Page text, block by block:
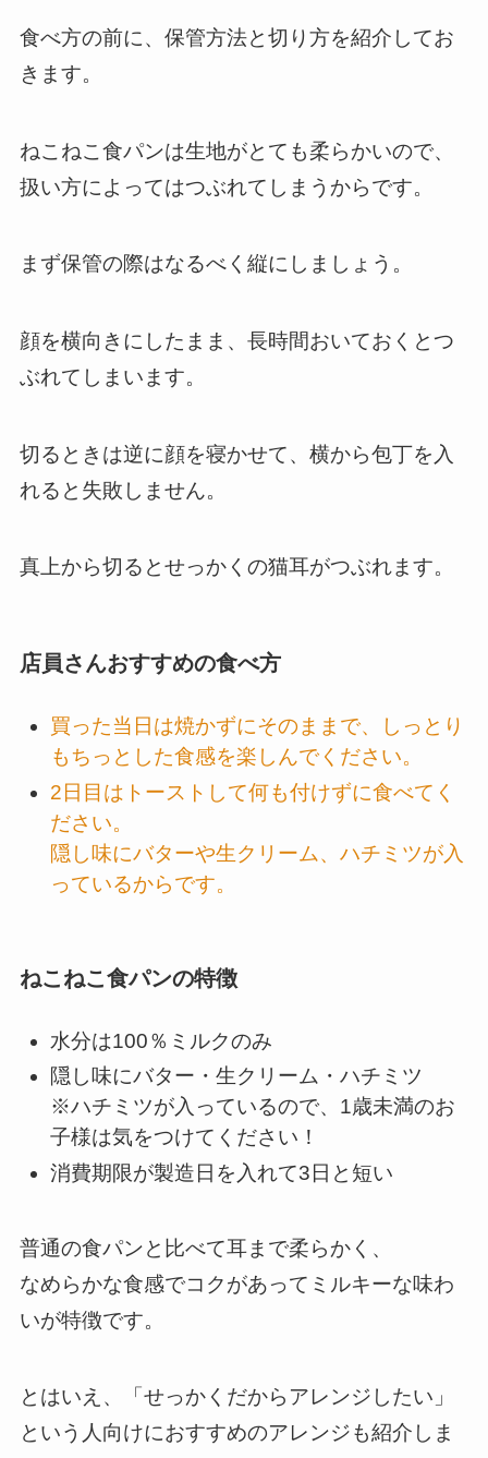
食べ方の前に、保管方法と切り方を紹介してお
きます。
ねこねこ食パンは生地がとても柔らかいので、
扱い方によってはつぶれてしまうからです。
まず保管の際はなるべく縦にしましょう。
顔を横向きにしたまま、長時間おいておくとつ
ぶれてしまいます。
切るときは逆に顔を寝かせて、横から包丁を入
れると失敗しません。
真上から切るとせっかくの猫耳がつぶれます。
店員さんおすすめの食べ方
買った当日は焼かずにそのままで、しっとり
もちっとした食感を楽しんでください。
2日目はトーストして何も付けずに食べてく
ださい。
隠し味にバターや生クリーム、ハチミツが入
っているからです。
ねこねこ食パンの特徴
水分は100％ミルクのみ
隠し味にバター・生クリーム・ハチミツ
※ハチミツが入っているので、1歳未満のお
子様は気をつけてください！
消費期限が製造日を入れて3日と短い
普通の食パンと比べて耳まで柔らかく、
なめらかな食感でコクがあってミルキーな味わ
いが特徴です。
とはいえ、「せっかくだからアレンジしたい」
という人向けにおすすめのアレンジも紹介しま